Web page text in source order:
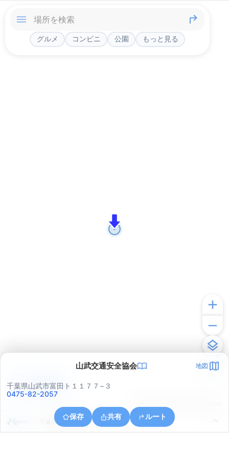
グルメ コンビニ 公園 もっと見る
山武交通安全協会 地図
千葉県山武市富田ト１１７７−３
0475-82-2057
保存 共有 ルート
千葉県山武市富田ト
アプリで見る